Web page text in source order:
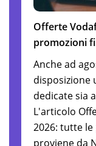
Offerte
promozioni
Anche ad
disposizione
dedicate sia
L'articolo
2026: tutte
proviene da